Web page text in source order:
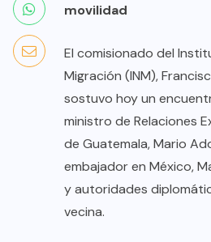
movilidad
El comisionado del
Migración (INM),
sostuvo hoy un
ministro de Relaciones
de Guatemala, Mario
embajador en México,
y autoridades
vecina.